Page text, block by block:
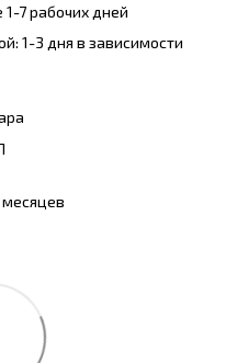
1-7 рабочих дней
1-3 дня в зависимости
месяцев